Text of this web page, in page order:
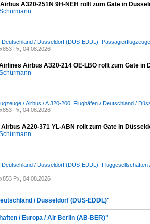
A320-251N 9H-NEH rollt zum Gate in
Deutschland / Düsseldorf (DUS-EDDL)
Px, 04.08.2026
Airbus A320-214 OE-LBO rollt zum Gate in
/ Airbus / A 320-200 Flughäfen / Deutschland /
Px, 04.08.2026
A220-371 YL-ABN rollt zum Gate in
Deutschland / Düsseldorf (DUS-EDDL) Fluggesellschaften
Px, 04.08.2026
/ Düsseldorf (DUS-EDDL)"
/ Europa / Air Berlin (AB-BER)"